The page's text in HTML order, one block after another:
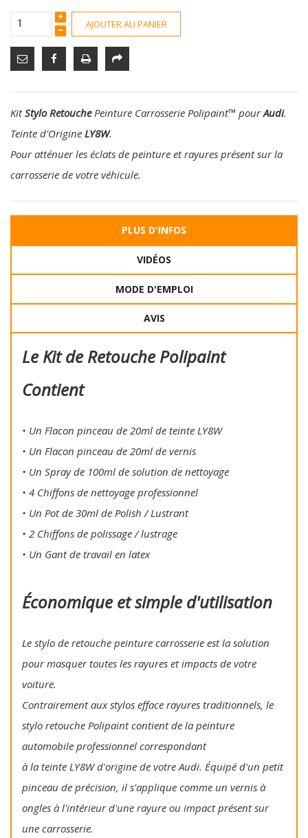
AJOUTER AU PANIER
KitStylo RetouchePeinture Carrosserie Polipaint™ pourAudi.
Teinte d'Origine LY8W.
Pour atténuer les éclats de peinture et rayures présent sur la
carrosserie de votre véhicule.
PLUS D'INFOS
VIDÉOS
MODE D'EMPLOI
AVIS
Le Kit de Retouche Polipaint
Contient
• Un Flacon pinceau de 20ml de teinte LY8W
• Un Flacon pinceau de 20ml de vernis
• Un Spray de 100ml de solution de nettoyage
• 4 Chiffons de nettoyage professionnel
• Un Pot de 30ml de Polish / Lustrant
• 2 Chiffons de polissage / lustrage
• Un Gant de travail en latex
Économique et simple d'utilisation
Le stylo de retouche peinture carrosserie est la solution
pour masquer toutes les rayures et impacts de votre
voiture.
Contrairement aux stylos efface rayures traditionnels, le
stylo retouche Polipaint contient de la peinture
automobile professionnel correspondant
à la teinte LY8W d'origine de votre Audi. Équipé d'un petit
pinceau de précision, il s'applique comme un vernis à
ongles à l'intérieur d'une rayure ou impact présent sur
une carrosserie.